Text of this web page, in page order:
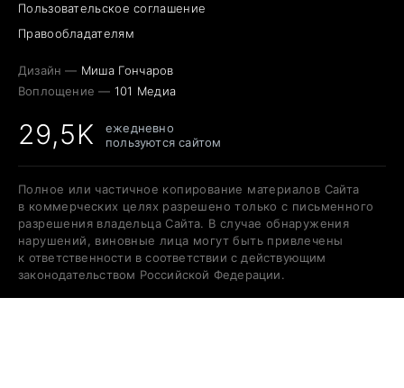
Пользовательское соглашение
Правообладателям
Дизайн — Миша Гончаров
Воплощение — 101 Медиа
29,5K
ежедневно
пользуются сайтом
Полное или частичное копирование материалов Сайта
в коммерческих целях разрешено только с письменного
разрешения владельца Сайта. В случае обнаружения
нарушений, виновные лица могут быть привлечены
к ответственности в соответствии с действующим
законодательством Российской Федерации.